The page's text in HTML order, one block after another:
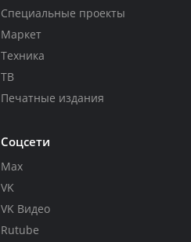
Специальные проекты
Маркет
Техника
ТВ
Печатные издания
Соцсети
Max
VK
VK Видео
Rutube